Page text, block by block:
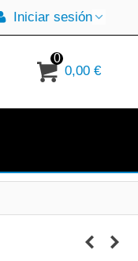
Iniciar sesión
0
0,00 €